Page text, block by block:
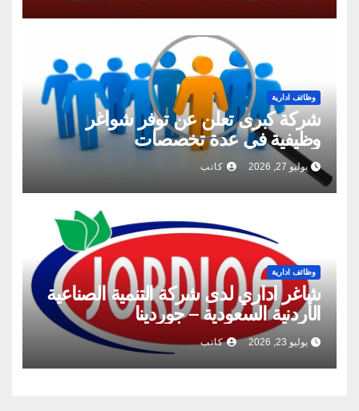
وظائف ادارية
شركة كبرى تعلن عن توفر شواغر
وظيفية في عدة تخصصات
يوليو 27, 2026 كاتب
وظائف ادارية
شاغر اداري لدى شركة التنمية الصناعية
الأردنية السعودية – جوردينا
يوليو 23, 2026 كاتب